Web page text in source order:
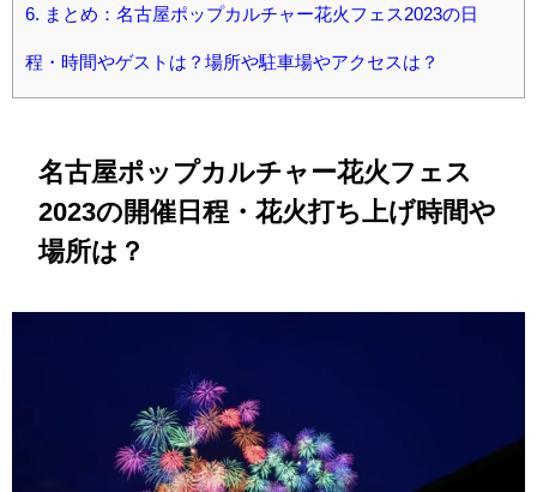
6. まとめ：名古屋ポップカルチャー花火フェス2023の日
程・時間やゲストは？場所や駐車場やアクセスは？
名古屋ポップカルチャー花火フェス
2023の開催日程・花火打ち上げ時間や
場所は？